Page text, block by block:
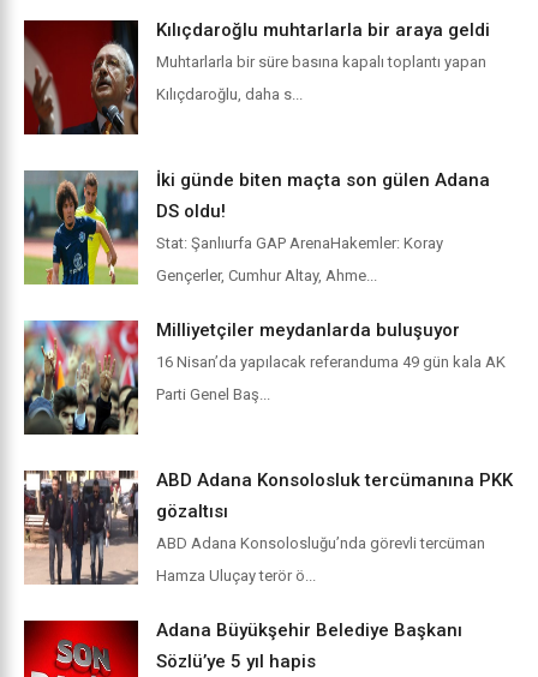
Kılıçdaroğlu muhtarlarla bir araya geldi
Muhtarlarla bir süre basına kapalı toplantı yapan
Kılıçdaroğlu, daha s...
İki günde biten maçta son gülen Adana
DS oldu!
Stat: Şanlıurfa GAP ArenaHakemler: Koray
Gençerler, Cumhur Altay, Ahme...
Milliyetçiler meydanlarda buluşuyor
16 Nisan’da yapılacak referanduma 49 gün kala AK
Parti Genel Baş...
ABD Adana Konsolosluk tercümanına PKK
gözaltısı
ABD Adana Konsolosluğu’nda görevli tercüman
Hamza Uluçay terör ö...
Adana Büyükşehir Belediye Başkanı
Sözlü’ye 5 yıl hapis